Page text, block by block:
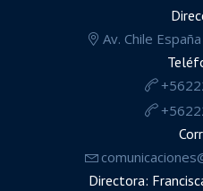
Av. Chile
Directora: